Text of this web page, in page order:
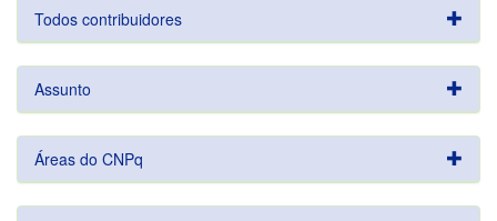
Todos contribuidores
Assunto
Áreas do CNPq